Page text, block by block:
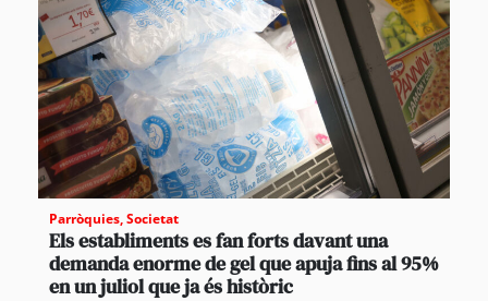
Parròquies,Societat
Els establiments es fan forts davant una
demanda enorme de gel que apuja fins al 95%
en un juliol que ja és històric